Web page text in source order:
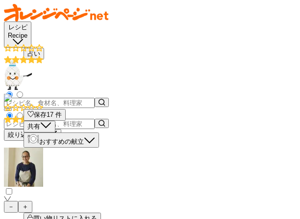
レシピ
Recipe
占い
絞り込み検索
保存17 件
共有
おすすめの献立
－
＋